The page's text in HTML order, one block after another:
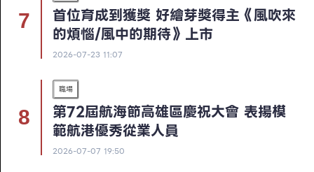
首位育成到獲獎 好繪芽獎得主《風吹來
的煩惱/風中的期待》上市
2026-07-23 11:07
職場
第72屆航海節高雄區慶祝大會 表揚模
範航港優秀從業人員
2026-07-07 19:50